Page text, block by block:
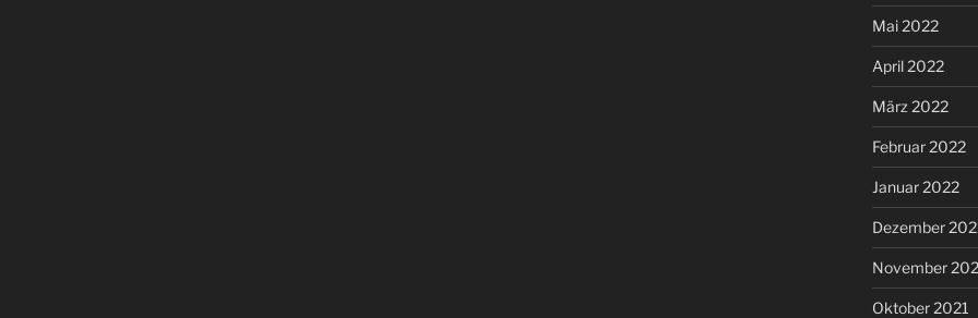
Mai 2022
April 2022
März 2022
Februar 2022
Januar 2022
Dezember
November
Oktober 2021